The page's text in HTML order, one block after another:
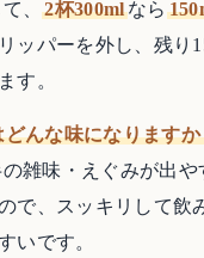
、2杯300mlなら
ッパーを外し、残り
す。
どんな味になりますか
雑味・えぐみが出や
で、スッキリして飲
いです。